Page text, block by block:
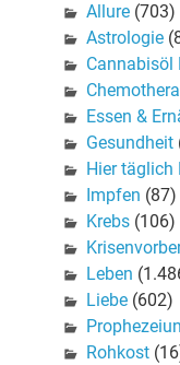
Allure(703)
Astrologie
Cannabisöl
Essen &
Gesundheit
Hier täglich
Impfen (87)
Krebs(106)
Leben
Liebe(602)
Rohkost